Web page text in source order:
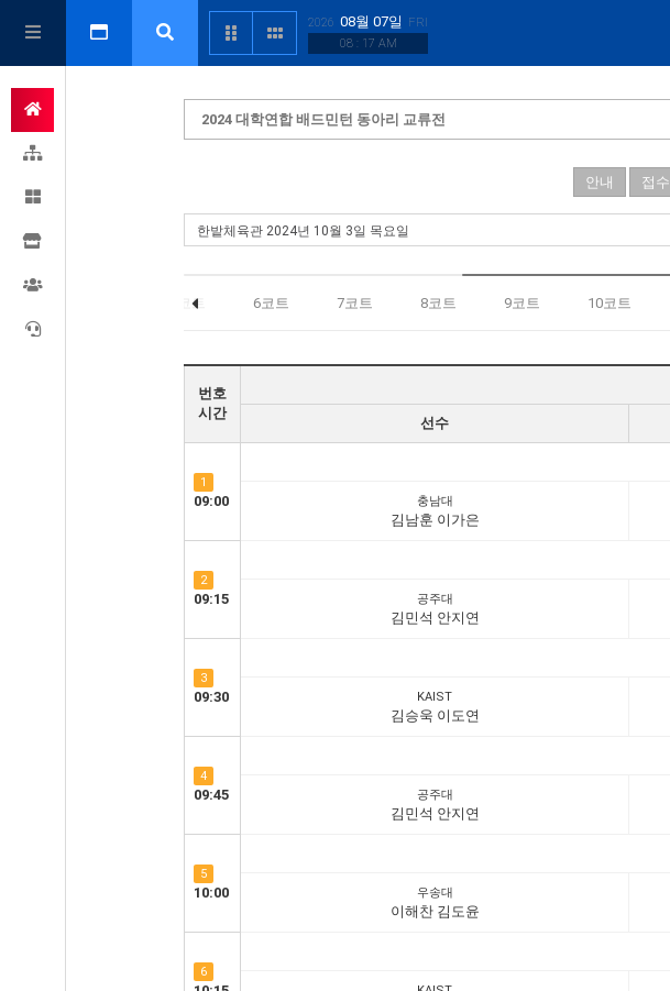
2026 08월 07일
FRI
08 : 17 AM
2024 대학연합 배드민턴 동아리 교류전
안내 접수
5코트 6코트 7코트 8코트 9코트 10코트
번호
시간
선수
1
09:00 충남대
김남훈 이가은
2
09:15 공주대
김민석 안지연
3
09:30 KAIST
김승욱 이도연
4
09:45 공주대
김민석 안지연
5
10:00 우송대
이해찬 김도윤
6